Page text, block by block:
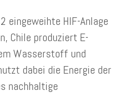
eingeweihte HIF-Anlage
Chile produziert E-
Wasserstoff und
dabei die Energie der
nachhaltige